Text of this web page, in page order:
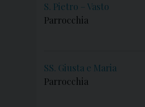
S. Pietro – Vasto
Parrocchia
SS. Giusta e Maria
Parrocchia